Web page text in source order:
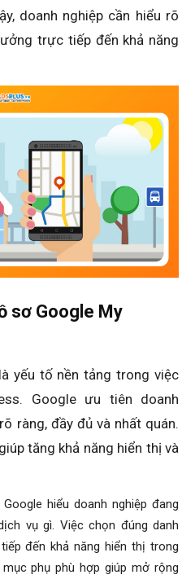
doanh nghiệp cần hiểu rõ
trực tiếp đến khả năng
sơ Google My
yếu tố nền tảng trong việc
Google ưu tiên doanh
ràng, đầy đủ và nhất quán.
tăng khả năng hiển thị và
hiểu doanh nghiệp đang
vụ gì. Việc chọn đúng danh
đến khả năng hiển thị trong
phụ phù hợp giúp mở rộng